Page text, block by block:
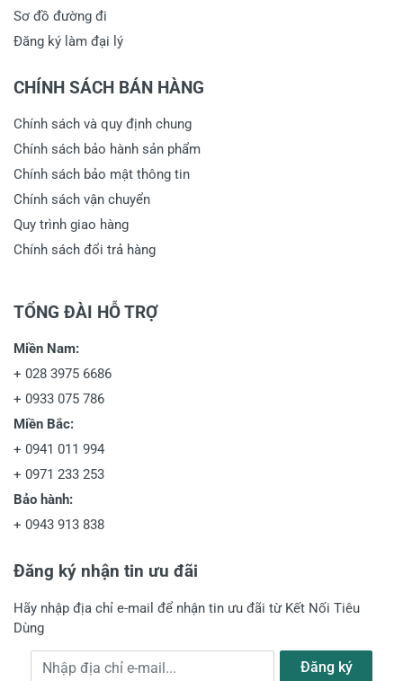
Sơ đồ đường đi
Đăng ký làm đại lý
CHÍNH SÁCH BÁN HÀNG
Chính sách và quy định chung
Chính sách bảo hành sản phẩm
Chính sách bảo mật thông tin
Chính sách vận chuyển
Quy trình giao hàng
Chính sách đổi trả hàng
TỔNG ĐÀI HỖ TRỢ
Miền Nam:
+ 028 3975 6686
+ 0933 075 786
Miền Bắc:
+ 0941 011 994
+ 0971 233 253
Bảo hành:
+ 0943 913 838
Đăng ký nhận tin ưu đãi
Hãy nhập địa chỉ e-mail để nhận tin ưu đãi từ Kết Nối Tiêu
Dùng
Địa chỉ e-mail Đăng ký